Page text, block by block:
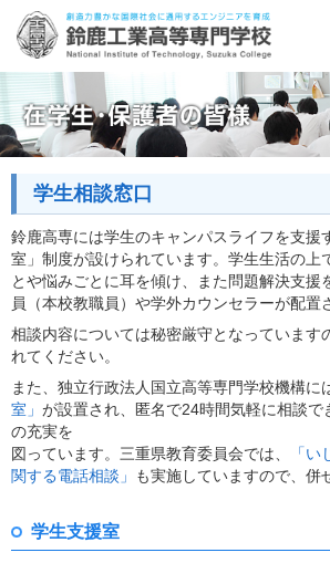
学生相談窓口
鈴鹿高専には学生のキャンパスライフを支援
室」制度が設けられています。学生生活の上
とや悩みごとに耳を傾け、また問題解決支援
員（本校教職員）や学外カウンセラーが配置
相談内容については秘密厳守となっています
れてください。
また、独立行政法人国立高等専門学校機構に
室」 が設置され、匿名で24時間気軽に相談で
の充実を
図っています。三重県教育委員会では、
「
関する電話相談」
も実施していますので、併
学生支援室